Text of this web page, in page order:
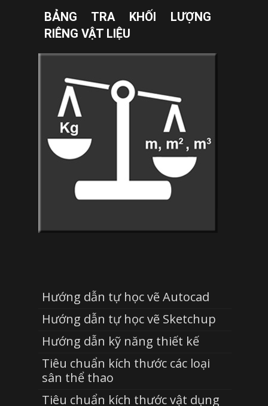
BẢNG TRA KHỐI LƯỢNG
RIÊNG VẬT LIỆU
Hướng dẫn tự học vẽ Autocad
Hướng dẫn tự học vẽ Sketchup
Hướng dẫn kỹ năng thiết kế
Tiêu chuẩn kích thước các loại
sân thể thao
Tiêu chuẩn kích thước vật dụng